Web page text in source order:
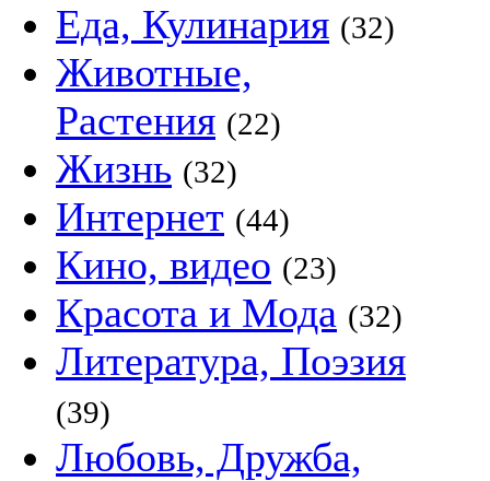
Еда, Кулинария (32)
Животные,
Растения (22)
Жизнь (32)
Интернет (44)
Кино, видео (23)
Красота и Мода (32)
Литература, Поэзия
(39)
Любовь, Дружба,